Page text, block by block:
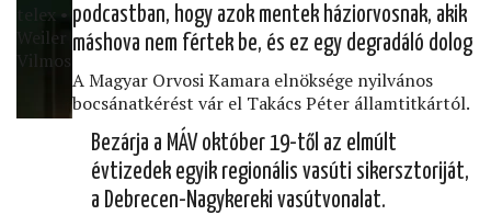
telex •
Weiler
Vilmos
podcastban, hogy azok mentek háziorvosnak, akik
máshova nem fértek be, és ez egy degradáló dolog
A Magyar Orvosi Kamara elnöksége nyilvános
bocsánatkérést vár el Takács Péter államtitkártól.
Bezárja a MÁV október 19-től az elmúlt
évtizedek egyik regionális vasúti sikersztoriját,
a Debrecen-Nagykereki vasútvonalat.